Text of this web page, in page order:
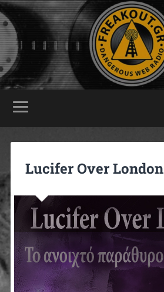
Lucifer Over London